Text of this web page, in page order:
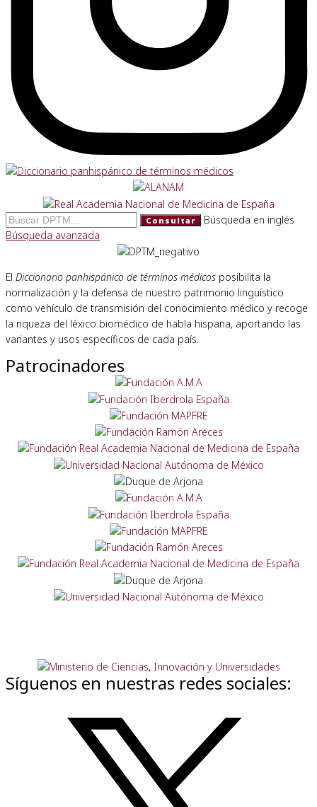
Consultar
Búsqueda en inglés
Búsqueda avanzada
El Diccionario panhispánico de términos médicos posibilita la
normalización y la defensa de nuestro patrimonio lingüístico
como vehículo de transmisión del conocimiento médico y recoge
la riqueza del léxico biomédico de habla hispana, aportando las
variantes y usos específicos de cada país.
Patrocinadores
Síguenos en nuestras redes sociales: